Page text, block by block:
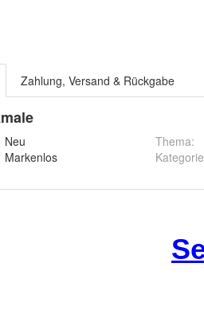
Zahlung, Versand & Rückgabe
Neu
Markenlos
Thema:
Kategorie